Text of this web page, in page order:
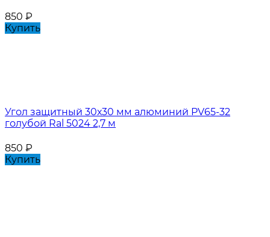
850 ₽
Купить
Угол защитный 30х30 мм алюминий PV65-32
голубой Ral 5024 2,7 м
850 ₽
Купить